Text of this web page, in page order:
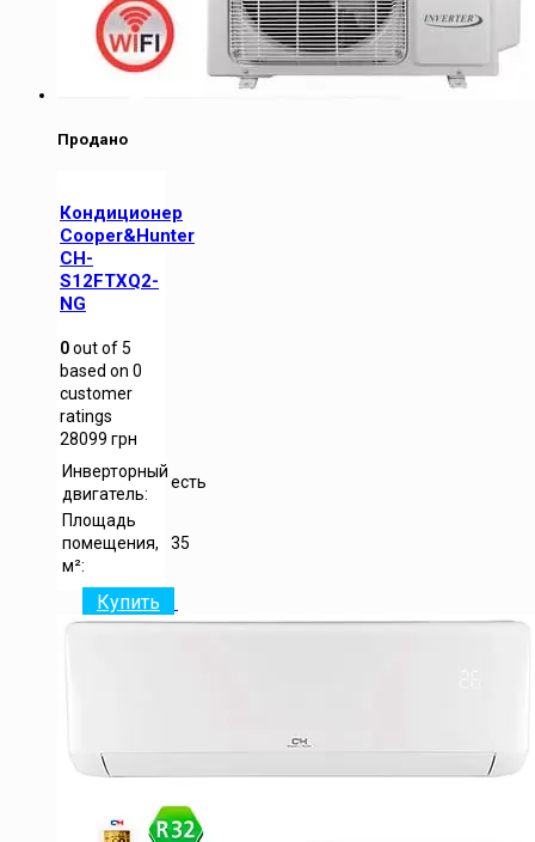
Продано
Кондиционер
Cooper&Hunter
CH-
S12FTXQ2-
NG
0out of5
based on 0
customer
ratings
28099 грн
Инверторный
двигатель:
есть
Площадь
помещения,
м²:
35
Купить